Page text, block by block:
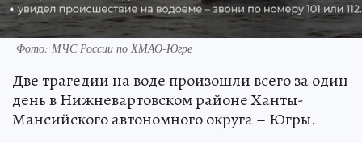
Фото: МЧС России по ХМАО-Югре
Две трагедии на воде произошли всего за один
день в Нижневартовском районе Ханты-
Мансийского автономного округа – Югры.